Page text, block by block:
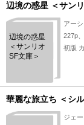
辺境の惑星 ＜サン
辺境の惑星
＜サンリオ
SF文庫＞
アー
227p
初版
華麗な旅立ち ＜シ
ジェ